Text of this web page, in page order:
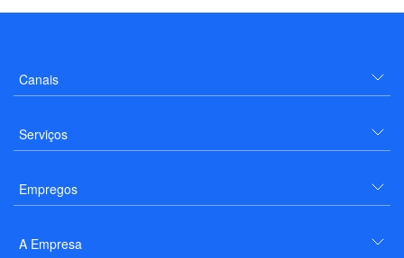
Canais
Serviços
Empregos
A Empresa